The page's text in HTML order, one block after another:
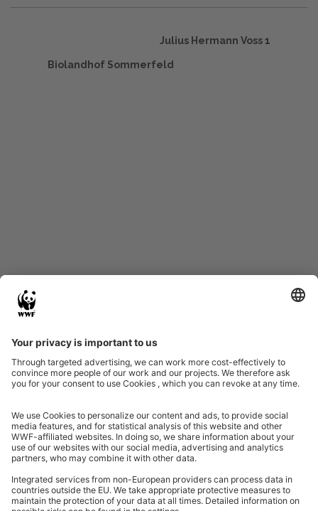
Julius Hermann Voss 1
Biolandhof Sommerfeld
Eine Initiative von
Partner & Auszeichnungen
Ein Projekt der Aktionsplattform von Unternehmen Biologische Vielfalt 2020